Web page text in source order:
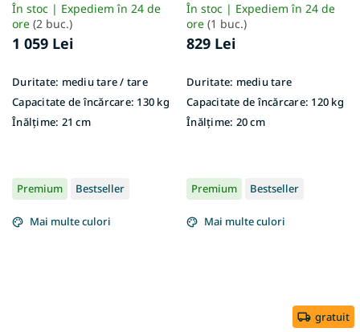
În stoc | Expediem în 24 de
ore (2 buc.)
1 059 Lei
Duritate: mediu tare / tare
Capacitate de încărcare: 130 kg
Înălțime: 21 cm
În stoc | Expediem în 24 de
ore (1 buc.)
829 Lei
Duritate: mediu tare
Capacitate de încărcare: 120 kg
Înălțime: 20 cm
Premium Bestseller
Mai multe culori
Premium Bestseller
Mai multe culori
gratuit